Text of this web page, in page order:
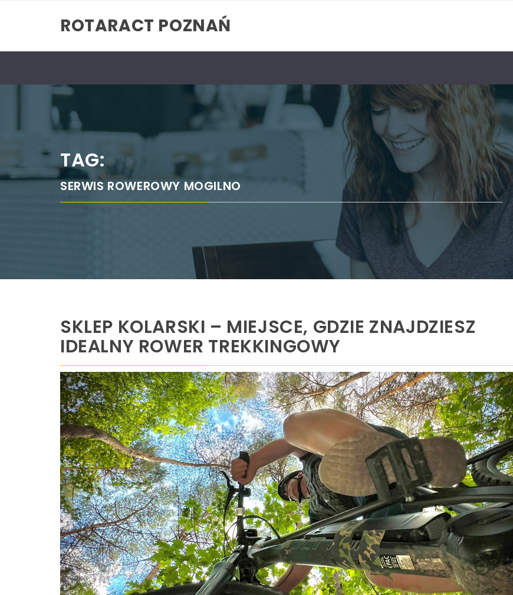
ROTARACT POZNAŃ
TAG:
SERWIS ROWEROWY MOGILNO
SKLEP KOLARSKI – MIEJSCE, GDZIE ZNAJDZIESZ
IDEALNY ROWER TREKKINGOWY